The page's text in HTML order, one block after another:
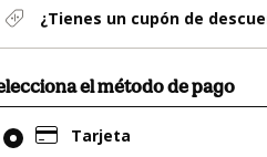
¿Tienes un cupón de
el método de pago
Tarjeta